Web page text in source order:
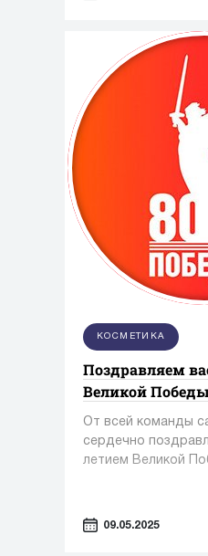
промышленность.
КОСМЕТИКА
Поздравляем
Великой
От всей команды
сердечно
летием Великой
09.05.2025